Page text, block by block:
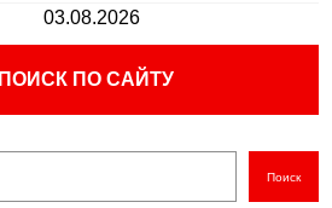
03.08.2026
ПОИСК ПО САЙТУ
Поиск